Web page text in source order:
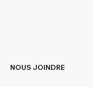
NOUS JOINDRE